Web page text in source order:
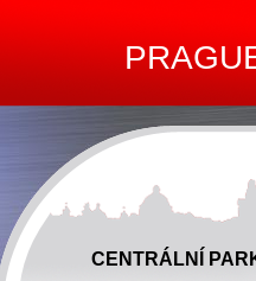
CENTRÁLNÍ